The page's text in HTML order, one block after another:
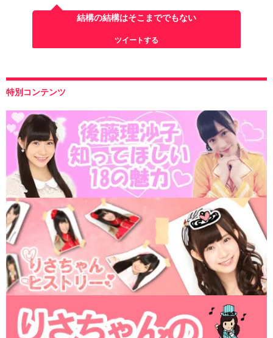
結構の結構はそこまででもない
ツイートする
特別コンテンツ